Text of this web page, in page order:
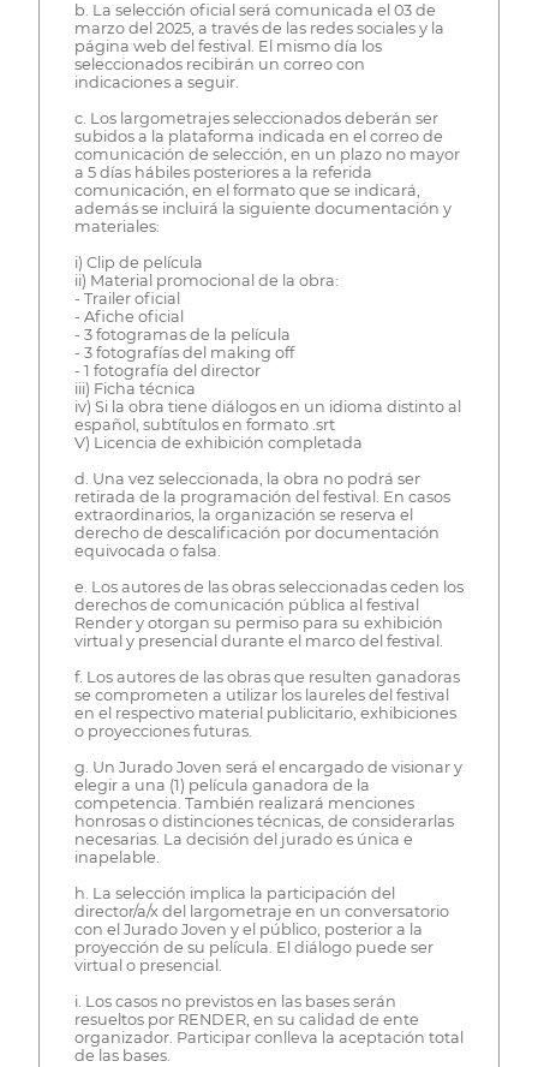
b. La selección oficial será comunicada el 03 de
marzo del 2025, a través de las redes sociales y la
página web del festival. El mismo día los
seleccionados recibirán un correo con
indicaciones a seguir.
c. Los largometrajes seleccionados deberán ser
subidos a la plataforma indicada en el correo de
comunicación de selección, en un plazo no mayor
a 5 días hábiles posteriores a la referida
comunicación, en el formato que se indicará,
además se incluirá la siguiente documentación y
materiales:
i) Clip de película
ii) Material promocional de la obra:
- Trailer oficial
- Afiche oficial
- 3 fotogramas de la película
- 3 fotografías del making off
- 1 fotografía del director
iii) Ficha técnica
iv) Si la obra tiene diálogos en un idioma distinto al
español, subtítulos en formato .srt
V) Licencia de exhibición completada
d. Una vez seleccionada, la obra no podrá ser
retirada de la programación del festival. En casos
extraordinarios, la organización se reserva el
derecho de descalificación por documentación
equivocada o falsa.
e. Los autores de las obras seleccionadas ceden los
derechos de comunicación pública al festival
Render y otorgan su permiso para su exhibición
virtual y presencial durante el marco del festival.
f. Los autores de las obras que resulten ganadoras
se comprometen a utilizar los laureles del festival
en el respectivo material publicitario, exhibiciones
o proyecciones futuras.
g. Un Jurado Joven será el encargado de visionar y
elegir a una (1) película ganadora de la
competencia. También realizará menciones
honrosas o distinciones técnicas, de considerarlas
necesarias. La decisión del jurado es única e
inapelable.
h. La selección implica la participación del
director/a/x del largometraje en un conversatorio
con el Jurado Joven y el público, posterior a la
proyección de su película. El diálogo puede ser
virtual o presencial.
i. Los casos no previstos en las bases serán
resueltos por RENDER, en su calidad de ente
organizador. Participar conlleva la aceptación total
de las bases.